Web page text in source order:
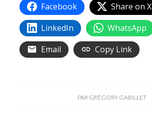
Facebook
Share on X
LinkedIn
WhatsApp
Email
Copy Link
PAR GRÉGORY GABILLET